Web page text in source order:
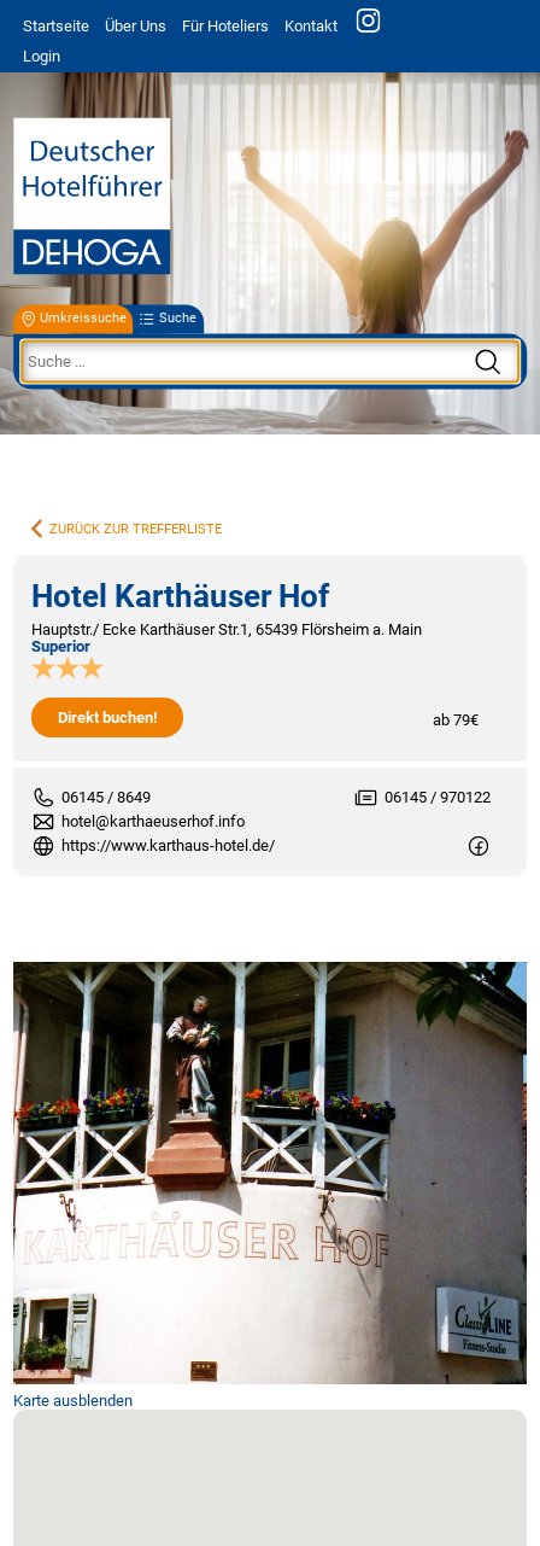
Startseite Über Uns Für Hoteliers
Kontakt
Login
Umkreissuche Suche
ZURÜCK ZUR TREFFERLISTE
Hotel Karthäuser Hof
Hauptstr./ Ecke Karthäuser Str.1, 65439 Flörsheim a. Main
Superior
Direkt buchen! ab 79€
06145 / 8649
06145 / 970122
hotel@karthaeuserhof.info
https://www.karthaus-hotel.de/
Karte ausblenden